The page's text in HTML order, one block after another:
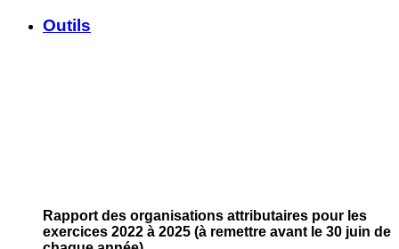
Outils
Rapport des organisations attributaires pour les
exercices 2022 à 2025 (à remettre avant le 30 juin de